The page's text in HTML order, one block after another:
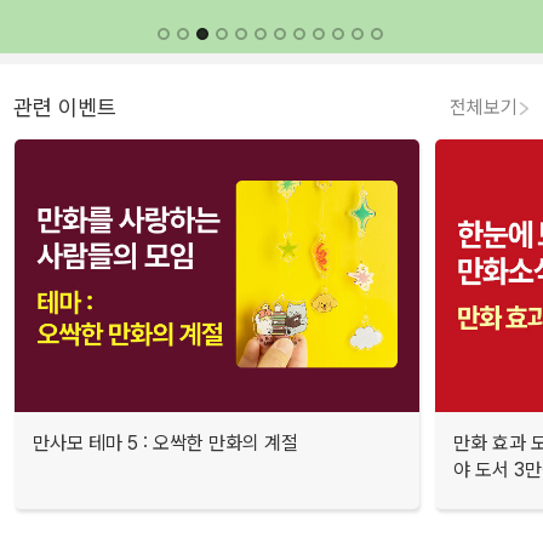
관련 이벤트 전체보기
만사모 테마 5 : 오싹한 만화의 계절
만화 효과
야 도서 3